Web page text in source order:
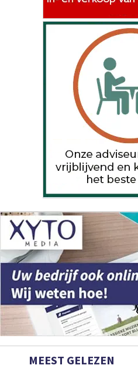
MEEST GELEZEN